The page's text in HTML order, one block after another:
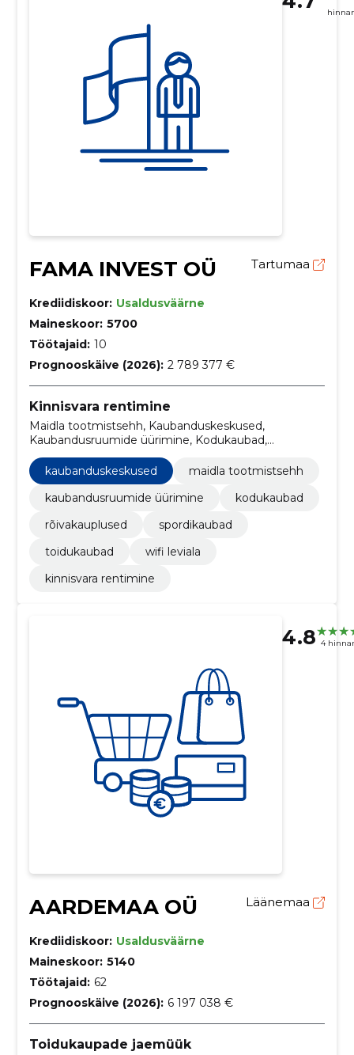
FAMA INVEST OÜ Tartumaa
Krediidiskoor: Usaldusväärne
Maineskoor: 5700
Töötajaid: 10
Prognooskäive (2026): 2 789 377 €
Kinnisvara rentimine
Maidla tootmistsehh, Kaubanduskeskused,
Kaubandusruumide üürimine, Kodukaubad,
rõivakauplused, Spordikaubad, TOIDUKAUBAD, WIFI
levialakaubanduskeskused
maidla tootmistsehh
kaubandusruumide üürimine
kodukaubad
rõivakauplused
spordikaubad
toidukaubad
wifi leviala
kinnisvara rentimine
4.8 4
AARDEMAA OÜ Läänemaa
Krediidiskoor: Usaldusväärne
Maineskoor: 5140
Töötajaid: 62
Prognooskäive (2026): 6 197 038 €
Toidukaupade jaemüük